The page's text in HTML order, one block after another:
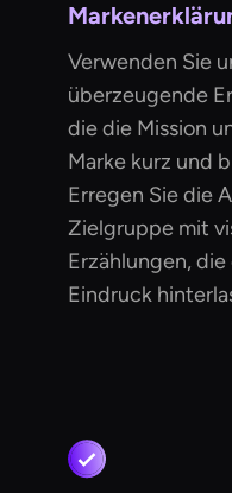
Verwenden Sie
überzeugende
die die Mission
Marke kurz und
Erregen Sie die
Zielgruppe mit
Erzählungen,
Eindruck